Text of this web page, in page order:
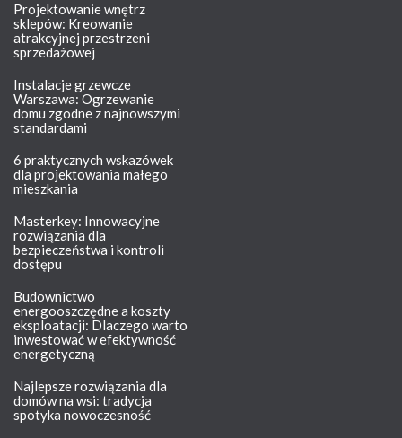
Projektowanie wnętrz
sklepów: Kreowanie
atrakcyjnej przestrzeni
sprzedażowej
Instalacje grzewcze
Warszawa: Ogrzewanie
domu zgodne z najnowszymi
standardami
6 praktycznych wskazówek
dla projektowania małego
mieszkania
Masterkey: Innowacyjne
rozwiązania dla
bezpieczeństwa i kontroli
dostępu
Budownictwo
energooszczędne a koszty
eksploatacji: Dlaczego warto
inwestować w efektywność
energetyczną
Najlepsze rozwiązania dla
domów na wsi: tradycja
spotyka nowoczesność